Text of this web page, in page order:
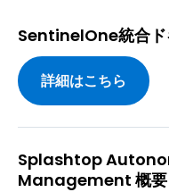
SentinelOne統合ド
詳細はこちら
Splashtop
Management 概要